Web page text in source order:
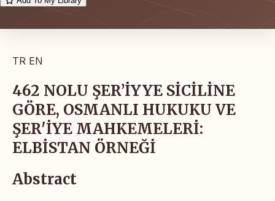
TR EN
462 NOLU ŞER’İYYE SİCİLİNE
GÖRE, OSMANLI HUKUKU VE
ŞER'İYE MAHKEMELERİ:
ELBİSTAN ÖRNEĞİ
Abstract